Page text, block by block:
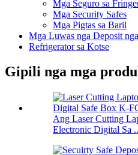
Mga Seguro sa
Mga Security Safes
Mga Pigtas sa Baril
Mga Luwas nga Deposit
Refrigerator sa Kotse
Gipili nga mga
Ang Laser Cutting
Electronic Digital Sa